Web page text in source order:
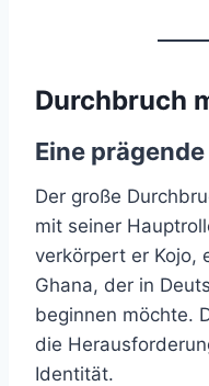
Durchbruch
Eine prägende
Der große
mit seiner
verkörpert er Kojo,
Ghana, der in
beginnen möchte.
die
Identität.